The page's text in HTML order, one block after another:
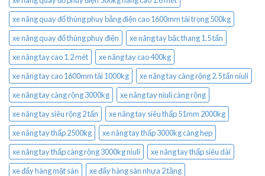
xe nâng quay đổ thùng phuy bằng điện cao 1600mm tải trọng 500kg
xe nâng quay đổ thùng phuy điện
xe nâng tay bậc thang 1.5 tấn
xe nâng tay cao 1.2 mét
xe nâng tay cao 400kg
xe nâng tay cao 1600mm tải 1000kg
xe nâng tay càng rộng 2.5 tấn niuli
xe nâng tay càng rộng 3000kg
xe nâng tay niuli càng rộng
xe nâng tay siêu rộng 2 tấn
xe nâng tay siêu thấp 51mm 2000kg
xe nâng tay thấp 2500kg
xe nâng tay thấp 3000kg càng hẹp
xe nâng tay thấp càng rộng 3000kg niuli
xe nâng tay thấp siêu dài
xe đẩy hàng mặt sàn
xe đẩy hàng sàn nhựa 2 tầng